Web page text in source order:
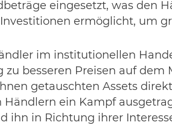
eingesetzt, was den
ermöglicht, um
im institutionellen
zu besseren Preisen auf dem
getauschten Assets
ein Kampf
ihn in Richtung ihrer